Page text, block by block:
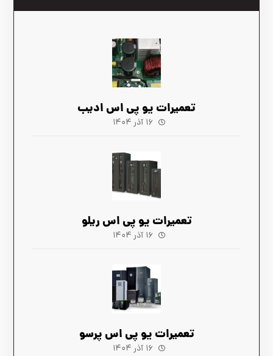
تعمیرات یو پی اس ادیب
۱۶ آذر ۱۴۰۴
تعمیرات یو پی اس ریلو
۱۶ آذر ۱۴۰۴
تعمیرات یو پی اس پرسو
۱۶ آذر ۱۴۰۴